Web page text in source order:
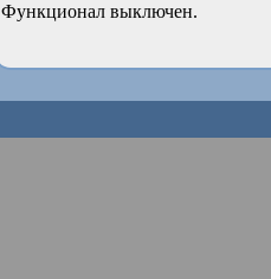
Функционал выключен.